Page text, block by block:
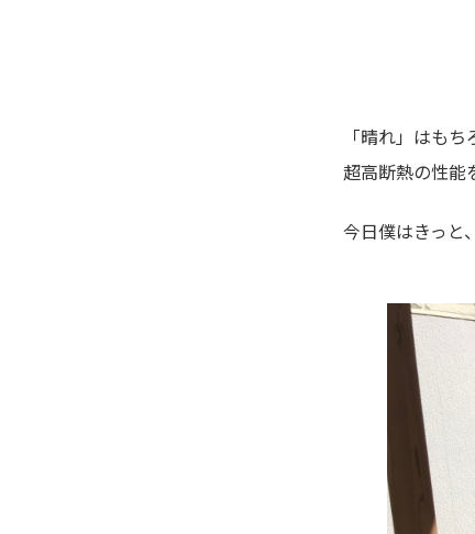
「晴れ」はも
超高断熱の性能
今日僕はきっと